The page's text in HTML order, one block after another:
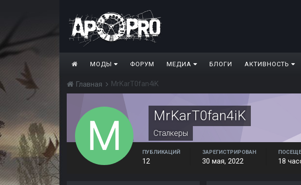
МОДЫ ФОРУМ МЕДИА БЛОГИ АКТИВНОСТЬ
Главная MrKarT0fan4iK
MrKarT0fan4iK
Сталкеры
ПУБЛИКАЦИЙ
12
ЗАРЕГИСТРИРОВАН
30 мая, 2022 18